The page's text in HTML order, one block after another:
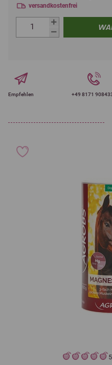
versandkostenfrei
Empfehlen +49 8171